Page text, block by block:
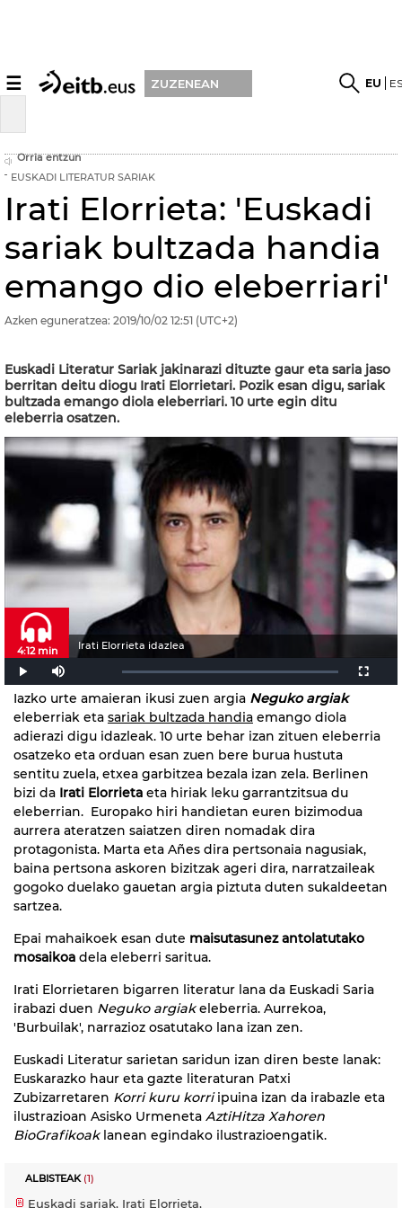
☰ ZUZENEAN EU
Orria entzun
EUSKADI LITERATUR SARIAK
Irati Elorrieta: 'Euskadi
sariak bultzada handia
emango dio eleberriari'
Azken eguneratzea: 2019/10/02 12:51 (UTC+2)
Euskadi Literatur Sariak jakinarazi dituzte gaur eta saria jaso
berritan deitu diogu Irati Elorrietari. Pozik esan digu, sariak
bultzada emango diola eleberriari. 10 urte egin ditu
eleberria osatzen.
Irati Elorrieta idazlea
4:12 min
Iazko urte amaieran ikusi zuen argia Neguko argiak
eleberriak eta sariak bultzada handia emango diola
adierazi digu idazleak. 10 urte behar izan zituen eleberria
osatzeko eta orduan esan zuen bere burua hustuta
sentitu zuela, etxea garbitzea bezala izan zela. Berlinen
bizi da Irati Elorrieta eta hiriak leku garrantzitsua du
eleberrian. Europako hiri handietan euren bizimodua
aurrera ateratzen saiatzen diren nomadak dira
protagonista. Marta eta Añes dira pertsonaia nagusiak,
baina pertsona askoren bizitzak ageri dira, narratzaileak
gogoko duelako gauetan argia piztuta duten sukaldeetan
sartzea.
Epai mahaikoek esan dute maisutasunez antolatutako
mosaikoa dela eleberri saritua.
Irati Elorrietaren bigarren literatur lana da Euskadi Saria
irabazi duen Neguko argiakeleberria. Aurrekoa,
'Burbuilak', narrazioz osatutako lana izan zen.
Euskadi Literatur sarietan saridun izan diren beste lanak:
Euskarazko haur eta gazte literaturan Patxi
Zubizarretaren Korri kuru korriipuina izan da irabazle eta
ilustrazioan Asisko Urmeneta AztiHitza Xahoren
BioGrafikoaklanean egindako ilustrazioengatik.
ALBISTEAK (1)
Euskadi sariak, Irati Elorrieta,